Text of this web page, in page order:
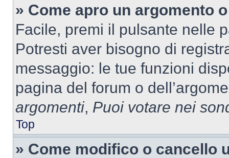
» Come apro un argomento
Facile, premi il pulsante nelle
Potresti aver bisogno di
messaggio: le tue funzioni
pagina del forum o
argomenti, Puoi votare nei
Top
» Come modifico o cancello